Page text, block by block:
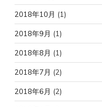
2018年10月 (1)
2018年9月 (1)
2018年8月 (1)
2018年7月 (2)
2018年6月 (2)